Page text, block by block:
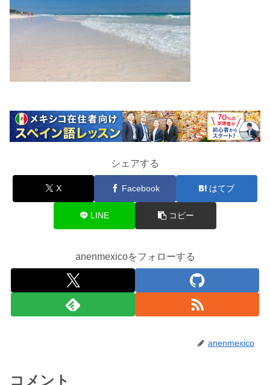
シェアする
X Facebook はてブ
LINE コピー
anenmexicoをフォローする
anenmexico
コメント